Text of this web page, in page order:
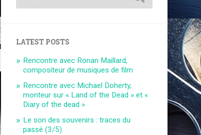
LATEST POSTS
Rencontre avec Ronan Maillard,
compositeur de musiques de film
Rencontre avec Michael Doherty,
monteur sur « Land of the Dead » et «
Diary of the dead »
Le son des souvenirs : traces du
passé (3/5)